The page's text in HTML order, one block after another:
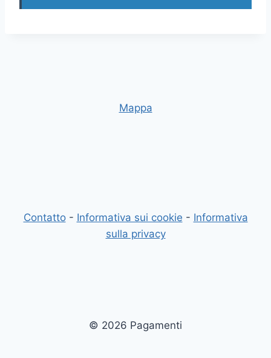
Mappa
Contatto- Informativa sui cookie - Informativa
sulla privacy
© 2026 Pagamenti